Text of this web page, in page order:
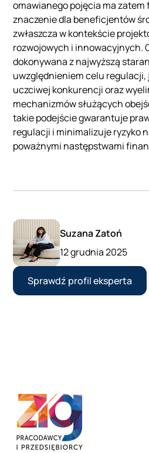
omawianego pojęcia ma
znaczenie dla beneficjentów
zwłaszcza w kontekście
rozwojowych i innowacyjnych.
dokonywana z najwyższą
uwzględnieniem celu
uczciwej konkurencji oraz
mechanizmów służących
takie podejście gwarantuje
regulacji i minimalizuje ryzyko
poważnymi następstwami
Suzana Zatoń
12 grudnia 2025
Sprawdź profil eksperta